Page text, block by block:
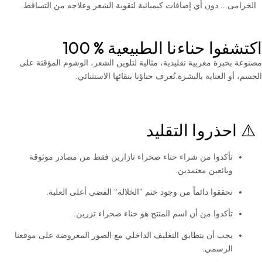
الخزامى... دون أي إضافات كيميائية لتقوية الشعر وعلاجه من التساقط.
اكتشفوا حناءنا الطبيعية % 100
مصنوعة بخبرة مغربية تقليدية، مثالية لتلوين الشعر، الوشوم المؤقتة على
الجسم، أو العناية بالبشرة. تُعرف حناؤنا بنقائها الاستثنائي.
⚠️ احذروا التقليد
تأكدوا من شراء حناء صحراء تازارين فقط من مصادر موثوقة
وبائعين معتمدين.
تحققوا دائماً من وجود ختم "الخلالة" الفضي أعلى العلبة.
تأكدوا من أن اسم المنتج هو حناء صحراء تزرين.
يجب أن يتطابق التغليف الداخلي مع الصور المعروضة على موقعنا
الرسمي.